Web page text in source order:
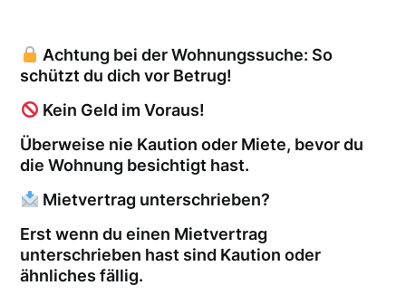
Achtung bei der Wohnungssuche: So
schützt du dich vor Betrug!
Kein Geld im Voraus!
Überweise nie Kaution oder Miete, bevor du
die Wohnung besichtigt hast.
Mietvertrag unterschrieben?
Erst wenn du einen Mietvertrag
unterschrieben hast sind Kaution oder
ähnliches fällig.